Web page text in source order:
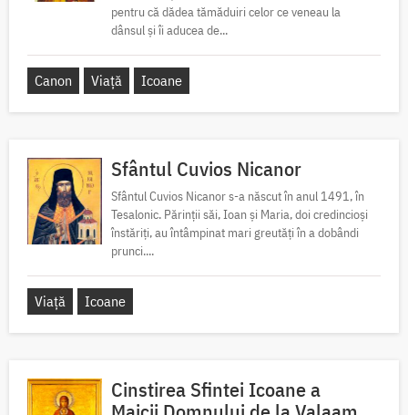
pentru că dădea tămăduiri celor ce veneau la
dânsul și îi aducea de...
Canon Viață Icoane
Sfântul Cuvios Nicanor
Sfântul Cuvios Nicanor s-a născut în anul 1491, în
Tesalonic. Părinții săi, Ioan și Maria, doi credincioși
înstăriți, au întâmpinat mari greutăți în a dobândi
prunci....
Viață Icoane
Cinstirea Sfintei Icoane a